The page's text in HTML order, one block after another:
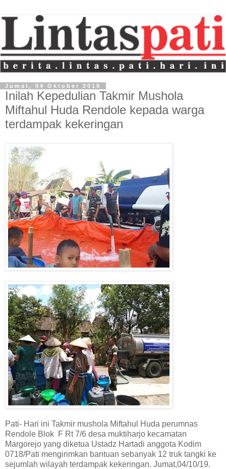
Jumat, 04 Oktober 2019
Inilah Kepedulian Takmir Mushola
Miftahul Huda Rendole kepada warga
terdampak kekeringan
Pati- Hari ini Takmir mushola Miftahul Huda perumnas
Rendole Blok F Rt 7/6 desa muktiharjo kecamatan
Margorejo yang diketua Ustadz Hartadi anggota Kodim
0718/Pati mengirimkan bantuan sebanyak 12 truk tangki ke
sejumlah wilayah terdampak kekeringan. Jumat,04/10/19.